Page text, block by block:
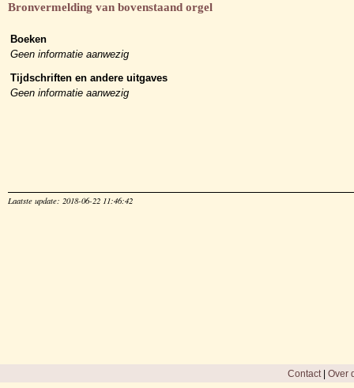
Bronvermelding van bovenstaand orgel
Boeken
Geen informatie aanwezig
Tijdschriften en andere uitgaves
Geen informatie aanwezig
Laatste update: 2018-06-22 11:46:42
Contact| Over